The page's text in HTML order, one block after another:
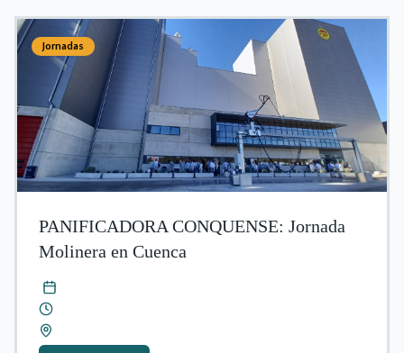
Jornadas
PANIFICADORA CONQUENSE: Jornada
Molinera en Cuenca